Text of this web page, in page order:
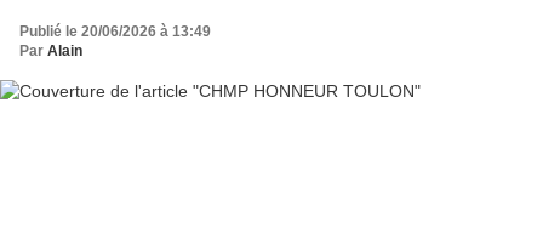
Publié le 20/06/2026 à 13:49
Par Alain